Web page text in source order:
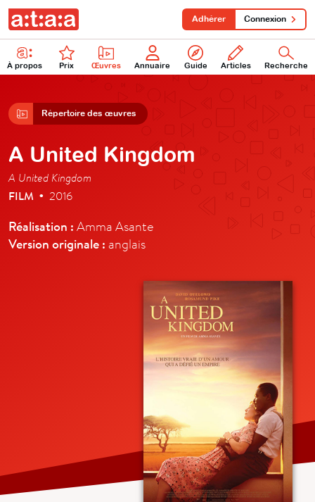
À propos Prix Œuvres Annuaire Guide Articles Recherche
Adhérer Connexion
Répertoire des œuvres
A United Kingdom
A United Kingdom
FILM • 2016
Réalisation : Amma Asante
Version originale : anglais